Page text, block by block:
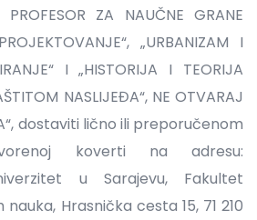
PROFESOR ZA NAUČNE GRANE
„URBANIZAM I
I „HISTORIJA I TEORIJA
NASLIJEĐA“, NE OTVARAJ
dostaviti lično ili preporučenom
koverti na adresu:
u Sarajevu, Fakultet
Hrasnička cesta 15, 71 210